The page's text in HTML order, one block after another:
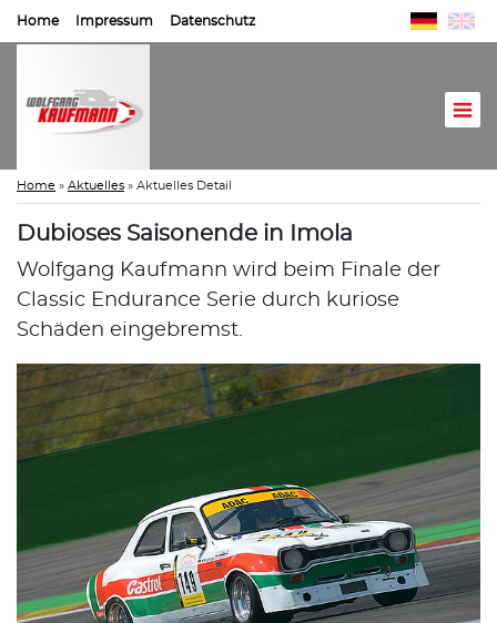
Home Impressum Datenschutz
Home » Aktuelles » Aktuelles Detail
Dubioses Saisonende in Imola
Wolfgang Kaufmann wird beim Finale der
Classic Endurance Serie durch kuriose
Schäden eingebremst.